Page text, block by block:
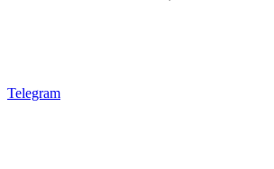
Telegram